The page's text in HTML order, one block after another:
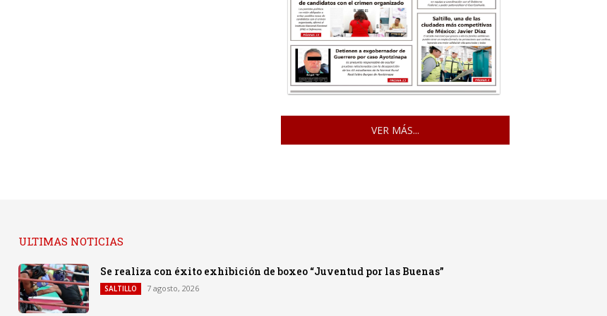
VER MÁS...
ULTIMAS NOTICIAS
Se realiza con éxito exhibición de boxeo “Juventud por las Buenas”
SALTILLO 7 agosto, 2026